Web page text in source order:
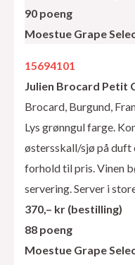
90 poeng
Moestue Grape
15694101
Julien Brocard Petit
Brocard, Burgund,
Lys grønngul farge.
østersskall/sjø på duft
forhold til pris. Vinen
servering. Server i
370,– kr (bestilling)
88 poeng
Moestue Grape